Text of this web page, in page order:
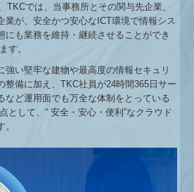
TKCでは、当事務所とその関与先企業、
業が、安全かつ安心なICT環境で情報シス
にも業務を維持・継続させることができ
す。
強い堅牢な建物や最高度の情報セキュリ
整備に加え、TKC社員が24時間365日サー
など運用面でも万全な体制をとっている
として、“ 安全・安心・便利”なクラウド